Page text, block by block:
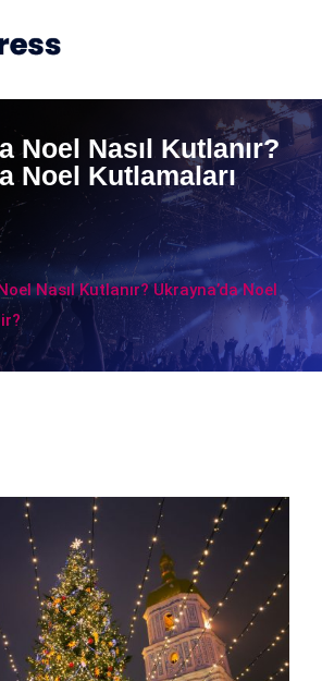
Noel Nasıl Kutlanır?
Noel Kutlamaları
Nasıl Kutlanır? Ukrayna’da Noel